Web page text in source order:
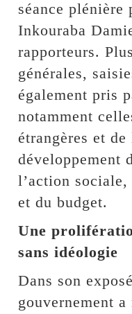
séance plénière
Inkouraba
rapporteurs.
générales,
également pris
notamment
étrangères et
développement
l’action
et du budget.
Une
sans idéologie
Dans son
gouvernement